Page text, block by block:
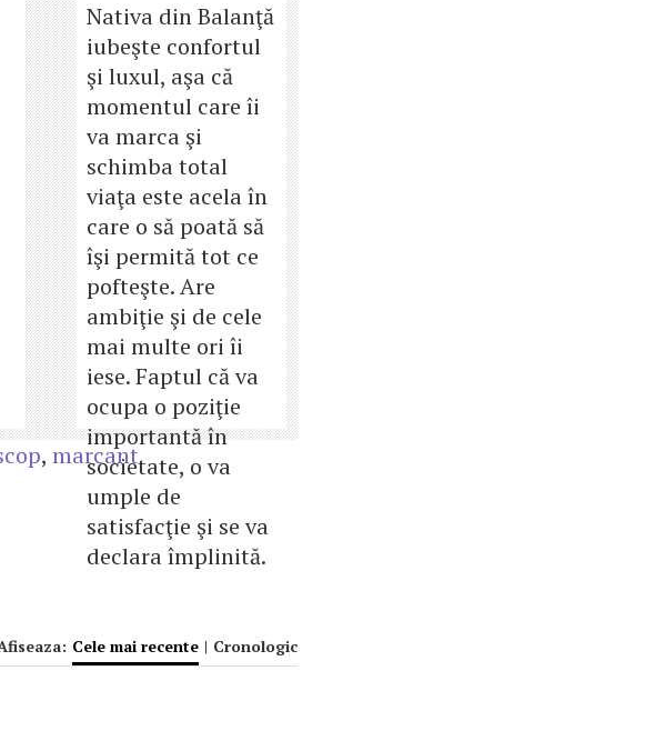
Nativa din Balanţă
iubeşte confortul
şi luxul, aşa că
momentul care îi
va marca şi
schimba total
viaţa este acela în
care o să poată să
îşi permită tot ce
pofteşte. Are
ambiţie şi de cele
mai multe ori îi
iese. Faptul că va
ocupa o poziţie
importantă în
societate, o va
umple de
satisfacţie şi se va
declara împlinită.
, marcant
Cele mai recente | Cronologic